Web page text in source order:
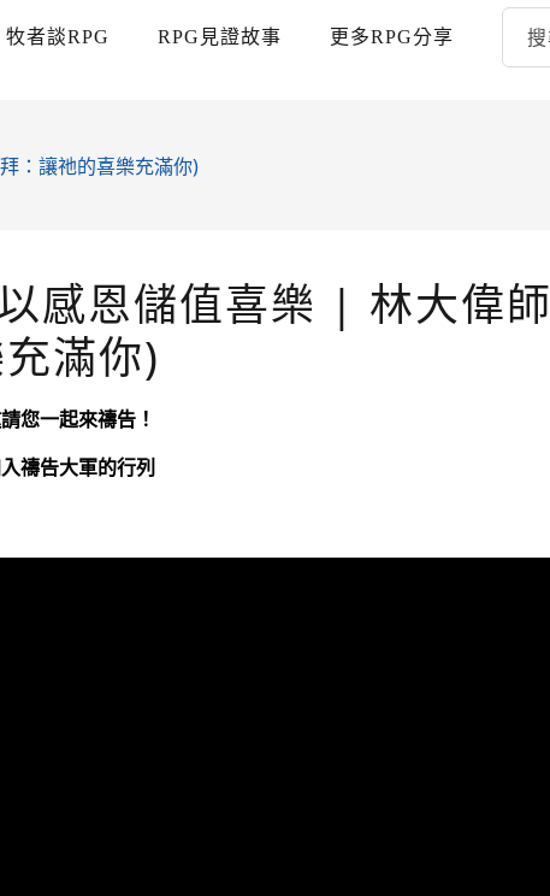
牧者談RPG RPG見證故事 更多RPG分享
：讓祂的喜樂充滿你)
感恩儲值喜樂 | 林大偉師
滿你)
您一起來禱告！
禱告大軍的行列